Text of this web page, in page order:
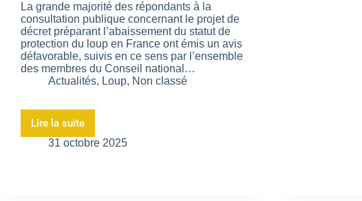
La grande majorité des répondants à la
consultation publique concernant le projet de
décret préparant l’abaissement du statut de
protection du loup en France ont émis un avis
défavorable, suivis en ce sens par l’ensemble
des membres du Conseil national…
Actualités, Loup, Non classé
Lire la suite
31 octobre 2025